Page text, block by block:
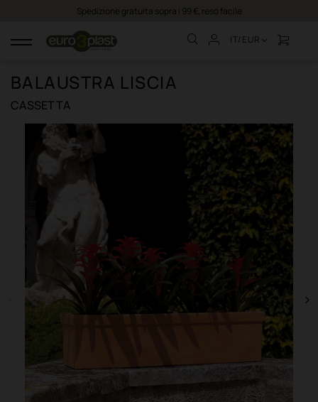
Spedizione gratuita sopra i 99 €, reso facile
navigazione IT/EUR
BALAUSTRA LISCIA
CASSETTA